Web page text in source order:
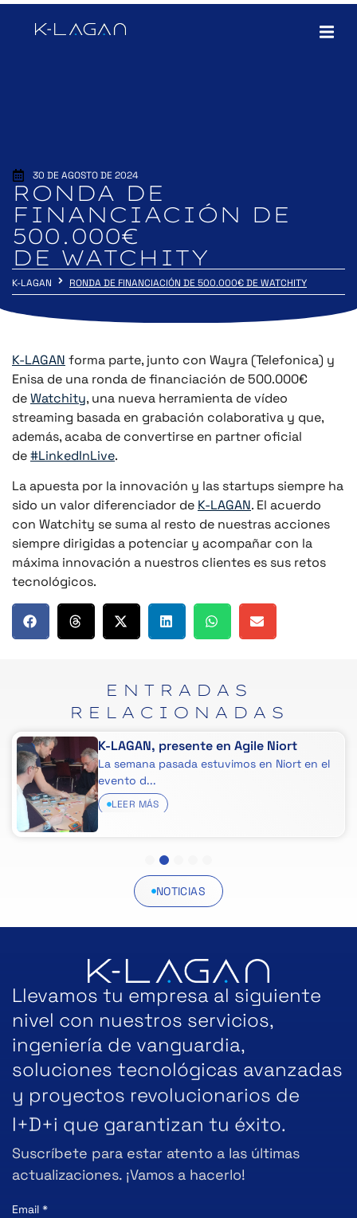
30 DE AGOSTO DE 2024
RONDA DE
FINANCIACIÓN DE
500.000€
DE WATCHITY
K-LAGAN RONDA DE FINANCIACIÓN DE 500.000€ DE WATCHITY
K-LAGAN forma parte, junto con Wayra (Telefonica) y
Enisa de una ronda de financiación de 500.000€
deWatchity, una nueva herramienta de vídeo
streaming basada en grabación colaborativa y que,
además, acaba de convertirse en partner oficial
de#LinkedInLive.
La apuesta por la innovación y las startups siempre ha
sido un valor diferenciador de K-LAGAN. El acuerdo
con Watchity se suma al resto de nuestras acciones
siempre dirigidas a potenciar y acompañar con la
máxima innovación a nuestros clientes es sus retos
tecnológicos.
ENTRADAS
RELACIONADAS
K-LAGAN, presente en Agile Niort
La semana pasada estuvimos en Niort en el
evento d...
LEER MÁS
5
NOTICIAS
Llevamos tu empresa al siguiente
nivel con nuestros servicios,
ingeniería de vanguardia,
soluciones tecnológicas avanzadas
y proyectos revolucionarios de
I+D+i que garantizan tu éxito.
Suscríbete para estar atento a las últimas
actualizaciones. ¡Vamos a hacerlo!
Email *